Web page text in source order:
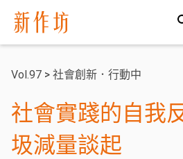
Vol.97 > 社會創新．行動中
社會實踐的自我
圾減量談起